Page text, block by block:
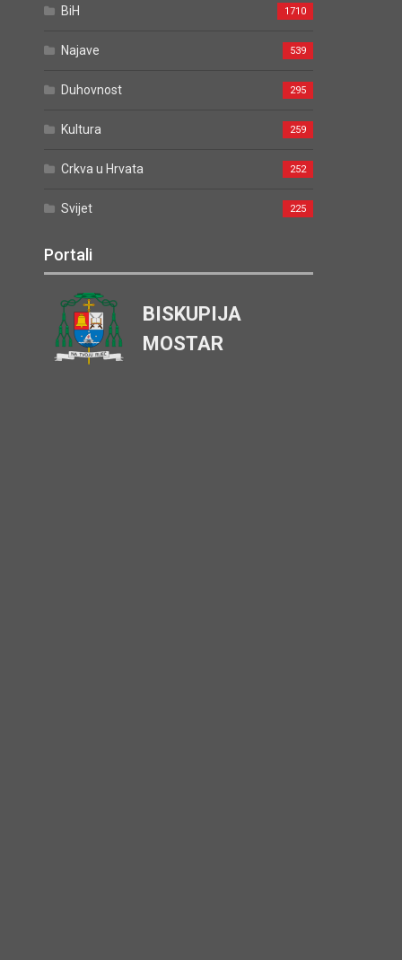
BiH 1710
Najave 539
Duhovnost 295
Kultura 259
Crkva u Hrvata 252
Svijet 225
Portali
BISKUPIJA
MOSTAR